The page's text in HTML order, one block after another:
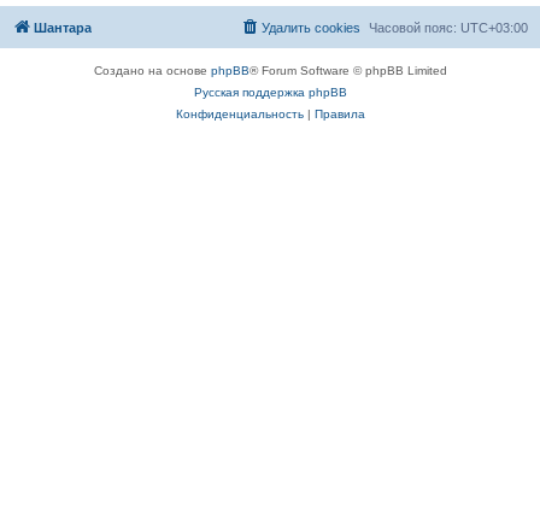
Шантара Часовой пояс: UTC+03:00
Удалить cookies
Создано на основе phpBB® Forum Software © phpBB Limited
Русская поддержка phpBB
Конфиденциальность| Правила